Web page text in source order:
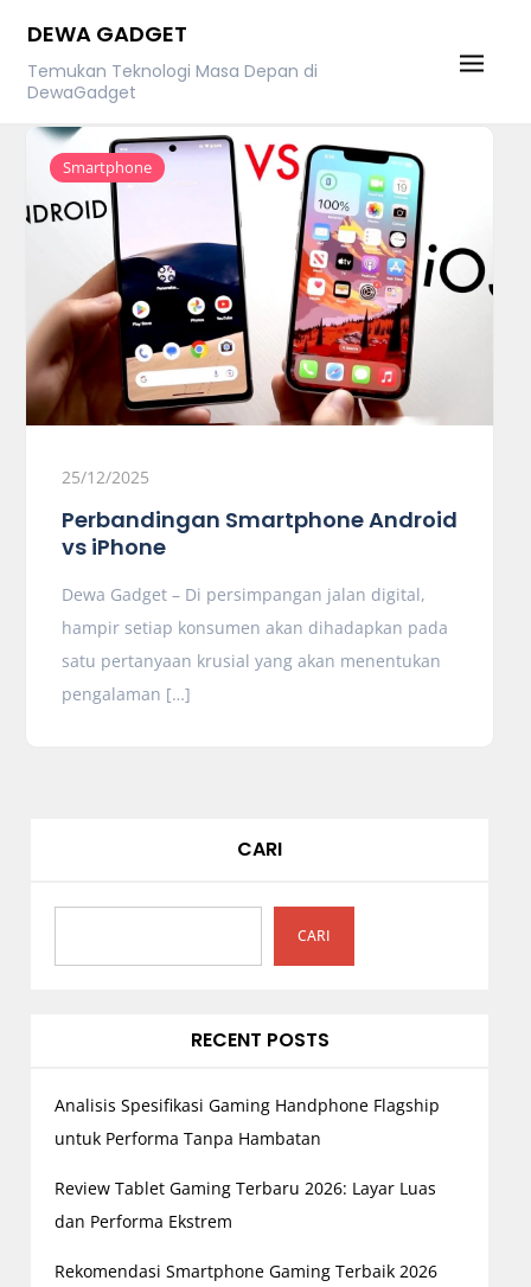
content
DEWA GADGET
Temukan Teknologi Masa Depan di
DewaGadget
Smartphone
25/12/2025
Perbandingan Smartphone Android
vs iPhone
Dewa Gadget – Di persimpangan jalan digital,
hampir setiap konsumen akan dihadapkan pada
satu pertanyaan krusial yang akan menentukan
pengalaman […]
CARI
CARI
RECENT POSTS
Analisis Spesifikasi Gaming Handphone Flagship
untuk Performa Tanpa Hambatan
Review Tablet Gaming Terbaru 2026: Layar Luas
dan Performa Ekstrem
Rekomendasi Smartphone Gaming Terbaik 2026